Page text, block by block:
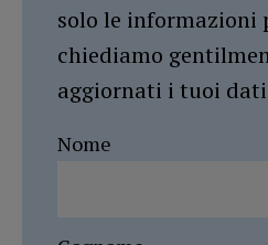
solo le
chiediamo
aggiornati i tuoi
Nome